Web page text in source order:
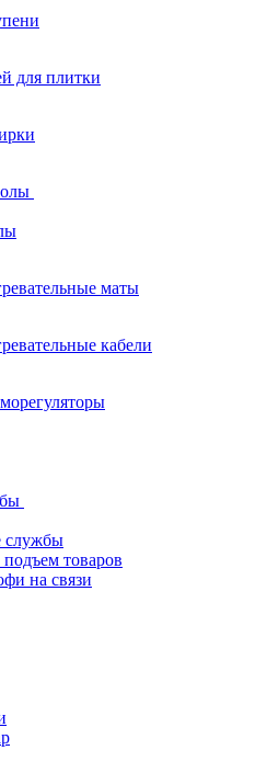
для плитки
маты
кабели
службы
товаров
на связи